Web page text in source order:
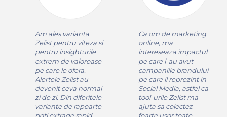
Am ales varianta
Zelist pentru viteza si
pentru insighturile
extrem de valoroase
pe care le ofera.
Alertele Zelist au
devenit ceva normal
zi de zi. Din diferitele
variante de rapoarte
Ca om de marketing
online, ma
intereseaza impactul
pe care l-au avut
campaniile brandului
pe care il reprezint in
Social Media, astfel ca
tool-urile Zelist ma
ajuta sa colectez